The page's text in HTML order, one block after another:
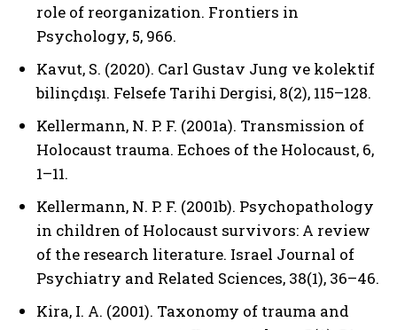
role of reorganization. Frontiers in
Psychology, 5, 966.
Kavut, S. (2020). Carl Gustav Jung ve kolektif
bilinçdışı. Felsefe Tarihi Dergisi, 8(2), 115–128.
Kellermann, N. P. F. (2001a). Transmission of
Holocaust trauma. Echoes of the Holocaust, 6,
1–11.
Kellermann, N. P. F. (2001b). Psychopathology
in children of Holocaust survivors: A review
of the research literature. Israel Journal of
Psychiatry and Related Sciences, 38(1), 36–46.
Kira, I. A. (2001). Taxonomy of trauma and